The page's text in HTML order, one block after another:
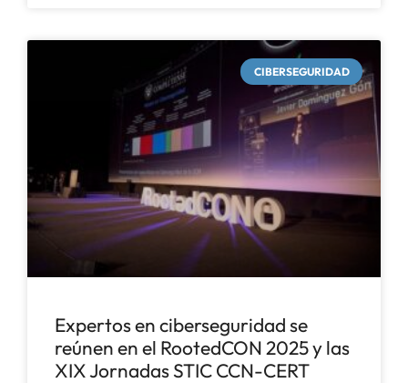
CIBERSEGURIDAD
Expertos en ciberseguridad se
reúnen en el RootedCON 2025 y las
XIX Jornadas STIC CCN-CERT